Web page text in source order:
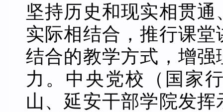
坚持历史和现实相贯
实际相结合，推行课
结合的教学方式，增
力。中央党校（国家
山、延安干部学院发